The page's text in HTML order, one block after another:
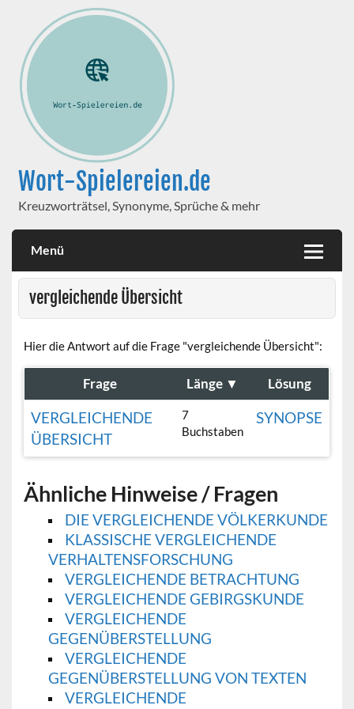
Wort-Spielereien.de
Kreuzworträtsel, Synonyme, Sprüche & mehr
Menü
vergleichende Übersicht
Hier die Antwort auf die Frage "vergleichende Übersicht":
Frage Länge ▼ Lösung
VERGLEICHENDE
ÜBERSICHT
7
Buchstaben
SYNOPSE
Ähnliche Hinweise / Fragen
DIE VERGLEICHENDE VÖLKERKUNDE
KLASSISCHE VERGLEICHENDE
VERHALTENSFORSCHUNG
VERGLEICHENDE BETRACHTUNG
VERGLEICHENDE GEBIRGSKUNDE
VERGLEICHENDE
GEGENÜBERSTELLUNG
VERGLEICHENDE
GEGENÜBERSTELLUNG VON TEXTEN
VERGLEICHENDE